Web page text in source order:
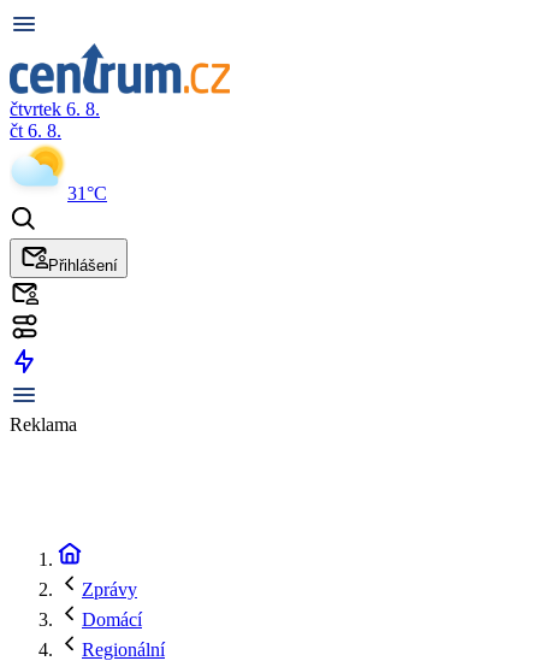
čtvrtek 6. 8.
čt 6. 8.
31°C
Přihlášení
Reklama
Zprávy
Domácí
Regionální